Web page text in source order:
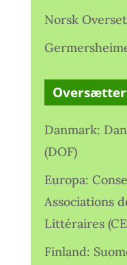
Norsk
Danmark:
(DOF)
Europa:
Associations
Littéraires
Finland: